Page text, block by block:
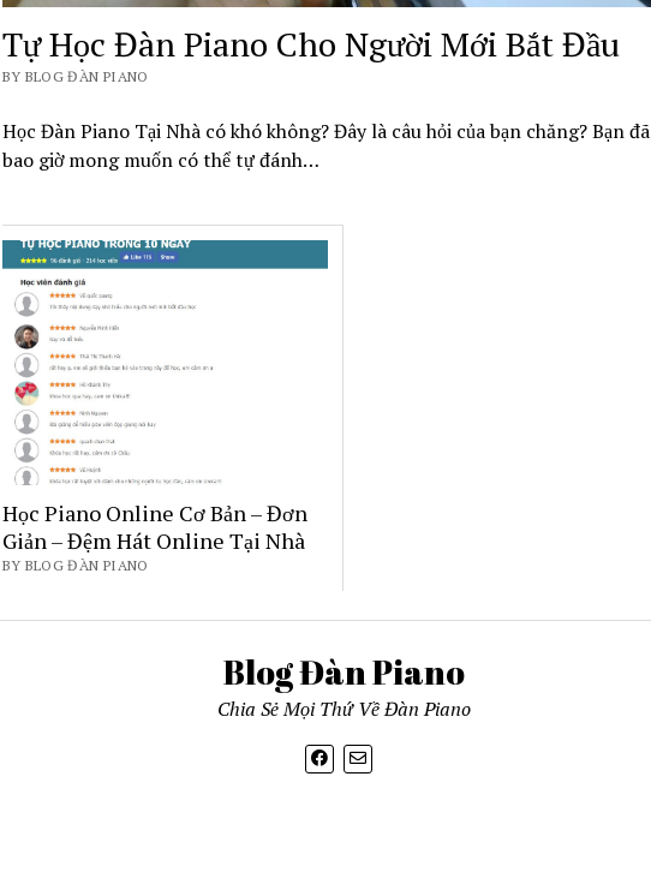
Tự Học Đàn Piano Cho Người Mới Bắt Đầu
BY BLOG ĐÀN PIANO
Học Đàn Piano Tại Nhà có khó không? Đây là câu hỏi của bạn chăng? Bạn đã
bao giờ mong muốn có thể tự đánh…
Học Piano Online Cơ Bản – Đơn
Giản – Đệm Hát Online Tại Nhà
BY BLOG ĐÀN PIANO
Blog Đàn Piano
Chia Sẻ Mọi Thứ Về Đàn Piano